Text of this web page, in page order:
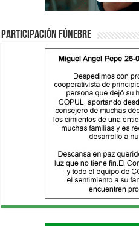
Participación fúnebre